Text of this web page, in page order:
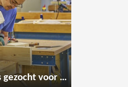
Vrijwilligers gezocht voor de houtwerkplaats